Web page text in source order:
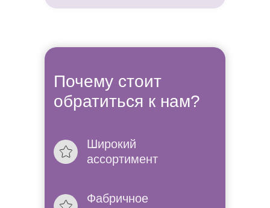
Почему стоит
обратиться к нам?
Широкий
ассортимент
Фабричное